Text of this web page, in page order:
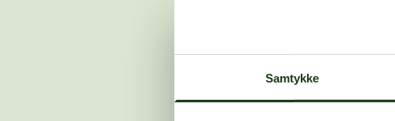
Samtykke
Der opstod en